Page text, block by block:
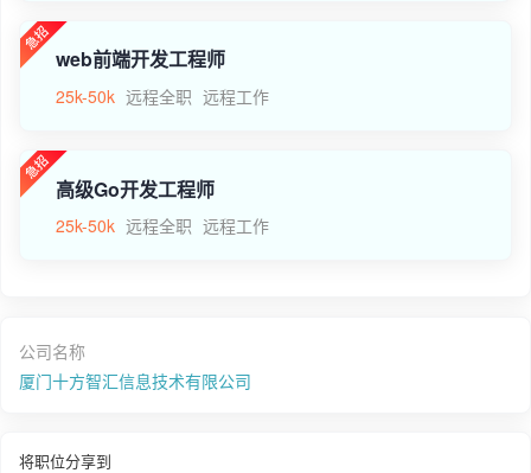
web前端开发工程师
25k-50k 远程全职 远程工作
高级Go开发工程师
25k-50k 远程全职 远程工作
公司名称
厦门十方智汇信息技术有限公司
将职位分享到